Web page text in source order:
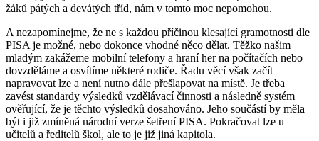
žáků pátých a devátých tříd, nám v tomto moc nepomohou.
A nezapomínejme, že ne s každou příčinou klesající gramotnosti dle
PISA je možné, nebo dokonce vhodné něco dělat. Těžko našim
mladým zakážeme mobilní telefony a hraní her na počítačích nebo
dovzděláme a osvítíme některé rodiče. Řadu věcí však začít
napravovat lze a není nutno dále přešlapovat na místě. Je třeba
zavést standardy výsledků vzdělávací činnosti a následně systém
ověřující, že je těchto výsledků dosahováno. Jeho součástí by měla
být i již zmíněná národní verze šetření PISA. Pokračovat lze u
učitelů a ředitelů škol, ale to je již jiná kapitola.